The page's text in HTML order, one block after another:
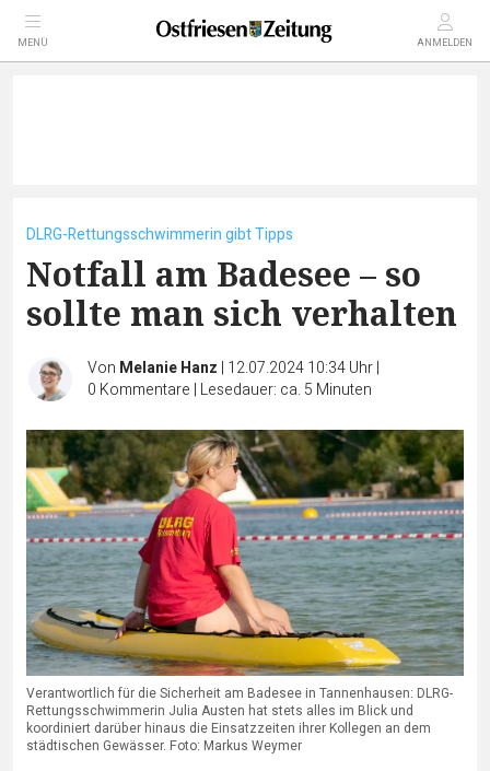
MENÜ ANMELDEN
DLRG-Rettungsschwimmerin gibt Tipps
Notfall am Badesee – so
sollte man sich verhalten
Von Melanie Hanz | 12.07.2024 10:34 Uhr|
0 Kommentare | Lesedauer: ca. 5 Minuten
Verantwortlich für die Sicherheit am Badesee in Tannenhausen: DLRG-
Rettungsschwimmerin Julia Austen hat stets alles im Blick und
koordiniert darüber hinaus die Einsatzzeiten ihrer Kollegen an dem
städtischen Gewässer. Foto: Markus Weymer